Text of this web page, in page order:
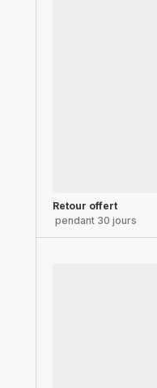
Retour offert
pendant 30 jours